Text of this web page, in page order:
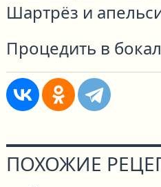
Шартрёз и
Процедить в
ПОХОЖИЕ